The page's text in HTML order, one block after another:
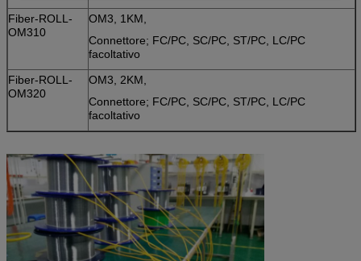
Fiber-ROLL-
OM310
OM3, 1KM,
Connettore; FC/PC, SC/PC, ST/PC, LC/PC
facoltativo
Fiber-ROLL-
OM320
OM3, 2KM,
Connettore; FC/PC, SC/PC, ST/PC, LC/PC
facoltativo